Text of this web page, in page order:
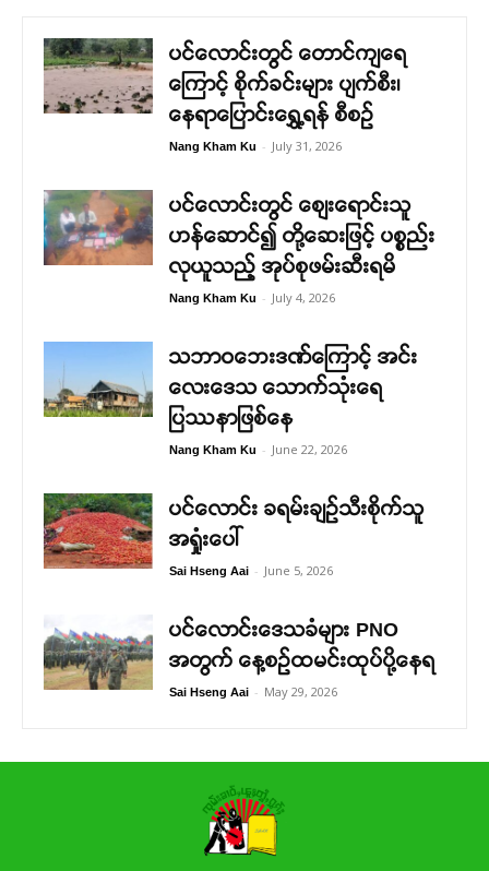
ပင်လောင်းတွင် တောင်ကျရေ
ကြောင့် စိုက်ခင်းများ ပျက်စီး၊
နေရာပြောင်းရွှေ့ရန် စီစဉ်
Nang Kham Ku - July 31, 2026
ပင်လောင်းတွင် စျေးရောင်းသူ
ဟန်ဆောင်၍ တို့ဆေးဖြင့် ပစ္စည်း
လုယူသည့် အုပ်စုဖမ်းဆီးရမိ
Nang Kham Ku - July 4, 2026
သဘာဝဘေးဒဏ်ကြောင့် အင်း
လေးဒေသ သောက်သုံးရေ
ပြဿနာဖြစ်နေ
Nang Kham Ku - June 22, 2026
ပင်လောင်း ခရမ်းချဉ်သီးစိုက်သူ
အရှုံးပေါ်
Sai Hseng Aai - June 5, 2026
ပင်လောင်းဒေသခံများ PNO
အတွက် နေ့စဉ်ထမင်းထုပ်ပို့နေရ
Sai Hseng Aai - May 29, 2026